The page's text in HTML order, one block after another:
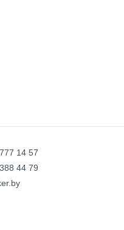
14 57
44 79